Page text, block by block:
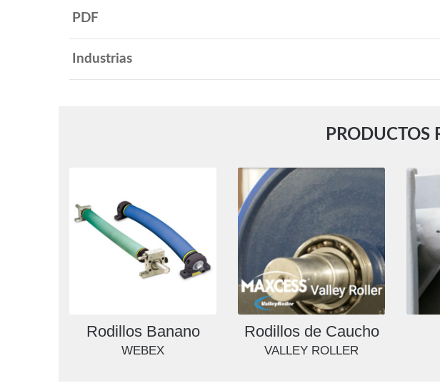
PDF
Industrias
PRODUCTOS
Rodillos Banano
WEBEX
Rodillos de Caucho
VALLEY ROLLER